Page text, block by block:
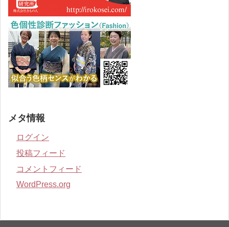
メタ情報
ログイン
投稿フィード
コメントフィード
WordPress.org